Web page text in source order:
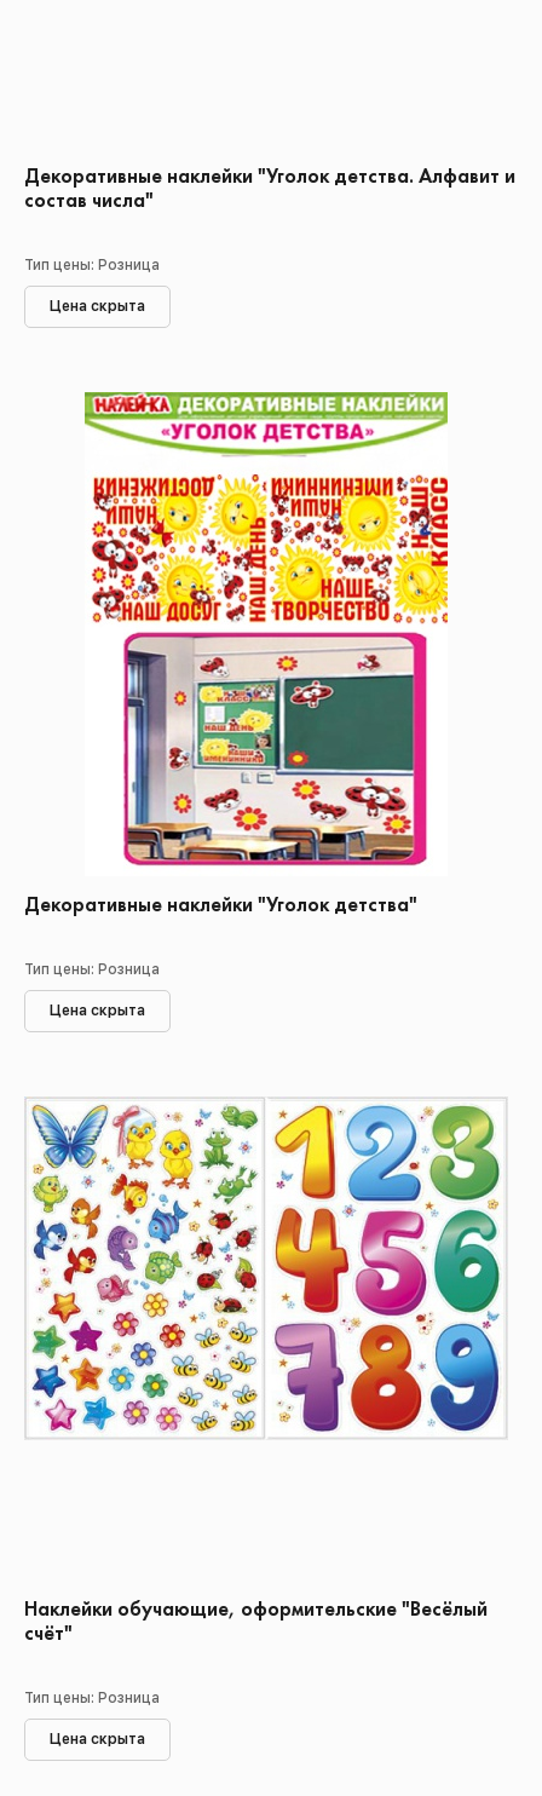
Декоративные наклейки "Уголок детства. Алфавит и
состав числа"
Тип цены: Розница
Цена скрыта
Декоративные наклейки "Уголок детства"
Тип цены: Розница
Цена скрыта
Наклейки обучающие, оформительские "Весёлый
счёт"
Тип цены: Розница
Цена скрыта